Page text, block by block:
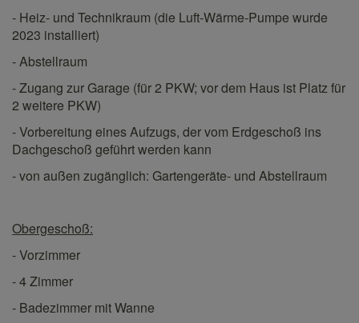
- Heiz- und Technikraum (die Luft-Wärme-Pumpe wurde
2023 installiert)
- Abstellraum
- Zugang zur Garage (für 2 PKW; vor dem Haus ist Platz für
2 weitere PKW)
- Vorbereitung eines Aufzugs, der vom Erdgeschoß ins
Dachgeschoß geführt werden kann
- von außen zugänglich: Gartengeräte- und Abstellraum
Obergeschoß:
- Vorzimmer
- 4 Zimmer
- Badezimmer mit Wanne